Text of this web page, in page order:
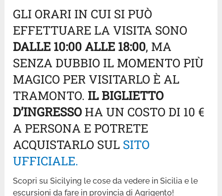
GLI ORARI IN CUI SI PUÒ
EFFETTUARE LA VISITA SONO
DALLE 10:00 ALLE 18:00, MA
SENZA DUBBIO IL MOMENTO PIÙ
MAGICO PER VISITARLO È AL
TRAMONTO. IL BIGLIETTO
D’INGRESSO HA UN COSTO DI 10 €
A PERSONA E POTRETE
ACQUISTARLO SUL SITO
UFFICIALE.
Scopri su Sicilying le cose da vedere in Sicilia e le
escursioni da fare in provincia di Agrigento!